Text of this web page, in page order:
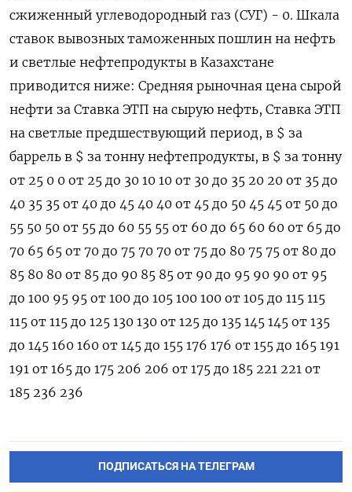
сжиженный углеводородный газ (СУГ) - 0. Шкала
ставок вывозных таможенных пошлин на нефть
и светлые нефтепродукты в Казахстане
приводится ниже: Средняя рыночная цена сырой
нефти за Ставка ЭТП на сырую нефть, Ставка ЭТП
на светлые предшествующий период, в $ за
баррель в $ за тонну нефтепродукты, в $ за тонну
от 25 0 0 от 25 до 30 10 10 от 30 до 35 20 20 от 35 до
40 35 35 от 40 до 45 40 40 от 45 до 50 45 45 от 50 до
55 50 50 от 55 до 60 55 55 от 60 до 65 60 60 от 65 до
70 65 65 от 70 до 75 70 70 от 75 до 80 75 75 от 80 до
85 80 80 от 85 до 90 85 85 от 90 до 95 90 90 от 95
до 100 95 95 от 100 до 105 100 100 от 105 до 115 115
115 от 115 до 125 130 130 от 125 до 135 145 145 от 135
до 145 160 160 от 145 до 155 176 176 от 155 до 165 191
191 от 165 до 175 206 206 от 175 до 185 221 221 от
185 236 236
ПОДПИСАТЬСЯ НА ТЕЛЕГРАМ